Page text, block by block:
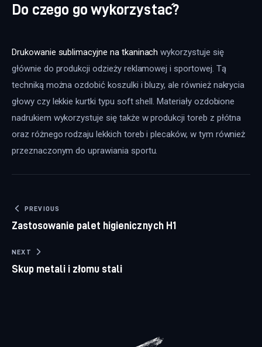
Do czego go wykorzystać?
Drukowanie sublimacyjne na tkaninach wykorzystuje się
głównie do produkcji odzieży reklamowej i sportowej. Tą
techniką można ozdobić koszulki i bluzy, ale również nakrycia
głowy czy lekkie kurtki typu soft shell. Materiały ozdobione
nadrukiem wykorzystuje się także w produkcji toreb z płótna
oraz różnego rodzaju lekkich toreb i plecaków, w tym również
przeznaczonym do uprawiania sportu.
Nawigacja wpisu
PREVIOUS
Zastosowanie palet higienicznych H1
NEXT
Skup metali i złomu stali